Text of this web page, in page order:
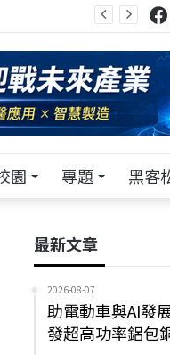
園 專題 黑客
最新文章
2026-08-07
助電動車與AI發
發超高功率鋁包